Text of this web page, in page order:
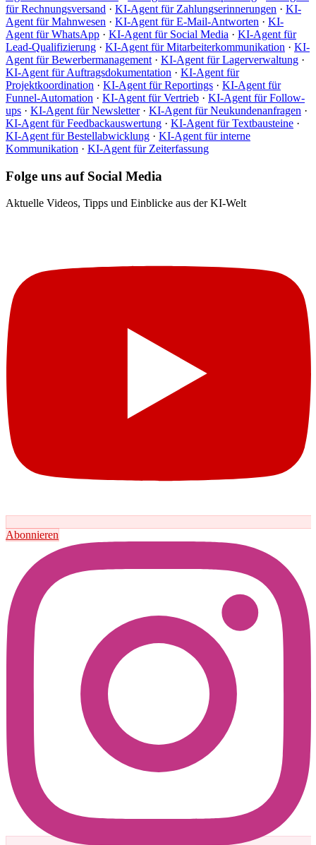
für Rechnungsversand · KI-Agent für Zahlungserinnerungen · KI-
Agent für Mahnwesen · KI-Agent für E-Mail-Antworten · KI-
Agent für WhatsApp · KI-Agent für Social Media · KI-Agent für
Lead-Qualifizierung · KI-Agent für Mitarbeiterkommunikation · KI-
Agent für Bewerbermanagement · KI-Agent für Lagerverwaltung ·
KI-Agent für Auftragsdokumentation · KI-Agent für
Projektkoordination · KI-Agent für Reportings · KI-Agent für
Funnel-Automation · KI-Agent für Vertrieb · KI-Agent für Follow-
ups · KI-Agent für Newsletter· KI-Agent für Neukundenanfragen ·
KI-Agent für Feedbackauswertung · KI-Agent für Textbausteine ·
KI-Agent für Bestellabwicklung · KI-Agent für interne
Kommunikation · KI-Agent für Zeiterfassung
Folge uns auf Social Media
Aktuelle Videos, Tipps und Einblicke aus der KI-Welt
Abonnieren